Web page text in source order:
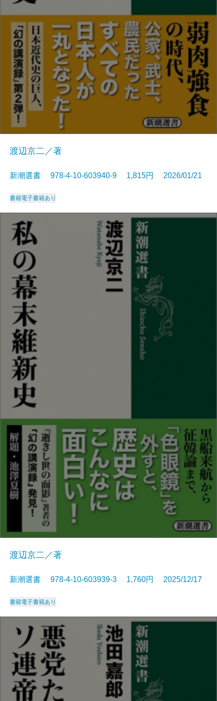
渡辺京二／著
新潮選書 978-4-10-603940-9 1,815円 2026/01/21
書籍電子書籍あり
渡辺京二／著
新潮選書 978-4-10-603939-3 1,760円 2025/12/17
書籍電子書籍あり